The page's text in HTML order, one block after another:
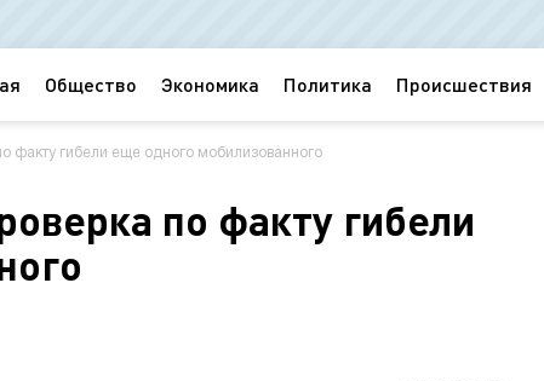
Общество Экономика Политика Происшествия
факту гибели еще одного мобилизованного
по факту гибели